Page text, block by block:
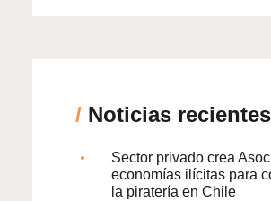
/ Noticias recientes
Sector privado crea
economías ilícitas para
la piratería en Chile